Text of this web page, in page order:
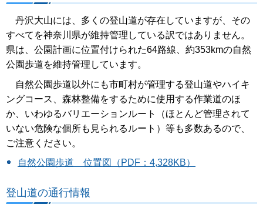
丹沢大山には、多くの登山道が存在していますが、その
すべてを神奈川県が維持管理している訳ではありません。
県は、公園計画に位置付けられた64路線、約353kmの自然
公園歩道を維持管理しています。
自然公園歩道以外にも市町村が管理する登山道やハイキ
ングコース、森林整備をするために使用する作業道のほ
か、いわゆるバリエーションルート（ほとんど管理されて
いない危険な個所も見られるルート）等も多数あるので、
ご注意ください。
自然公園歩道 位置図（PDF：4,328KB）
登山道の通行情報